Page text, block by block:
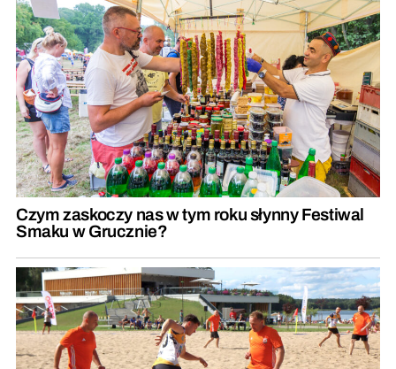
Czym zaskoczy nas w tym roku słynny Festiwal
Smaku w Grucznie?